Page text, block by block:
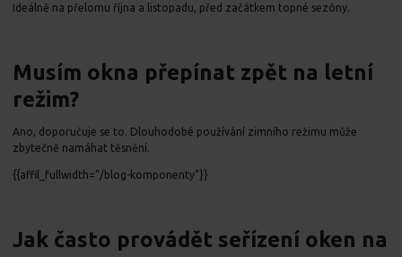
Ideálně na přelomu října a listopadu, před začátkem topné sezóny.
Musím okna přepínat zpět na letní
režim?
Ano, doporučuje se to. Dlouhodobé používání zimního režimu může
zbytečně namáhat těsnění.
{{affil_fullwidth=”/blog-komponenty”}}
Jak často provádět seřízení oken na